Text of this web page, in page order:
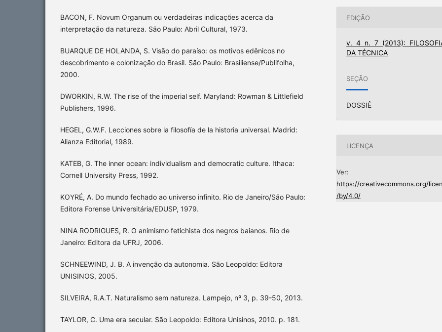
BACON, F. Novum Organum ou verdadeiras indicações acerca da
interpretação da natureza. São Paulo: Abril Cultural, 1973.
BUARQUE DE HOLANDA, S. Visão do paraíso: os motivos edênicos no
descobrimento e colonização do Brasil. São Paulo: Brasiliense/Publifolha,
2000.
DWORKIN, R.W. The rise of the imperial self. Maryland: Rowman & Littlefield
Publishers, 1996.
HEGEL, G.W.F. Lecciones sobre la filosofía de la historia universal. Madrid:
Alianza Editorial, 1989.
KATEB, G. The inner ocean: individualism and democratic culture. Ithaca:
Cornell University Press, 1992.
KOYRÉ, A. Do mundo fechado ao universo infinito. Rio de Janeiro/São Paulo:
Editora Forense Universitária/EDUSP, 1979.
NINA RODRIGUES, R. O animismo fetichista dos negros baianos. Rio de
Janeiro: Editora da UFRJ, 2006.
SCHNEEWIND, J. B. A invenção da autonomia. São Leopoldo: Editora
UNISINOS, 2005.
SILVEIRA, R.A.T. Naturalismo sem natureza. Lampejo, nº 3, p. 39-50, 2013.
TAYLOR, C. Uma era secular. São Leopoldo: Editora Unisinos, 2010. p. 181.
EDIÇÃO
v. 4 n. 7 (2013):
DA TÉCNICA
SEÇÃO
DOSSIÊ
LICENÇA
Ver:
https://creativecommons.org/
/by/4.0/